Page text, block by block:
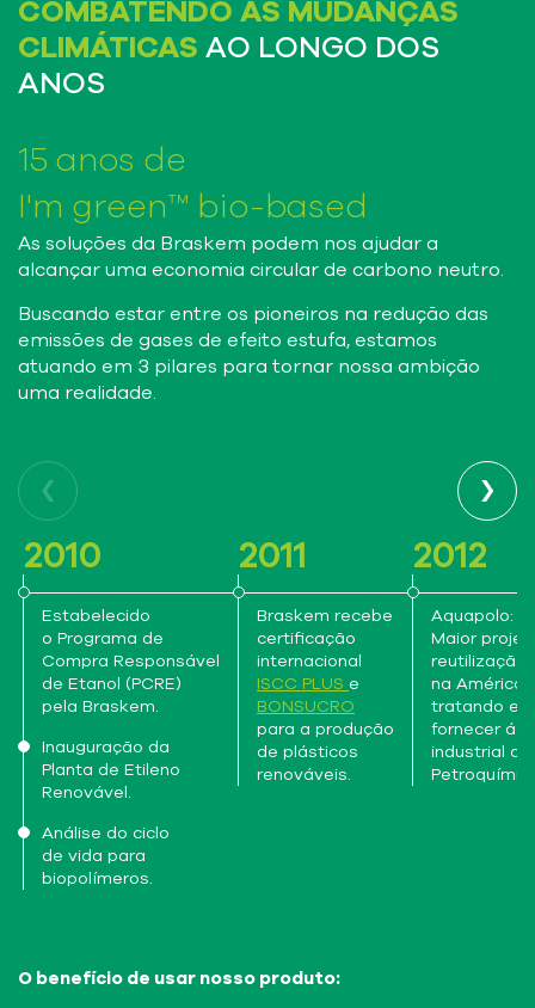
COMBATENDO AS MUDANÇAS
CLIMÁTICAS AO LONGO DOS
ANOS
15 anos de
I'm green™ bio-based
As soluções da Braskem podem nos ajudar a
alcançar uma economia circular de carbono neutro.
Buscando estar entre os pioneiros na redução das
emissões de gases de efeito estufa, estamos
atuando em 3 pilares para tornar nossa ambição
uma realidade.
2010
Estabelecido
o Programa de
Compra Responsável
de Etanol (PCRE)
pela Braskem.
Inauguração da
Planta de Etileno
Renovável.
Análise do ciclo
de vida para
biopolímeros.
2011
Braskem recebe
certificação
internacional
ISCC PLUS e
BONSUCRO
para a produção
de plásticos
renováveis.
2012
Aquapolo:
Maior
reutilização
na América
tratando
fornecer
industrial
‹ ›
O benefício de usar nosso produto: